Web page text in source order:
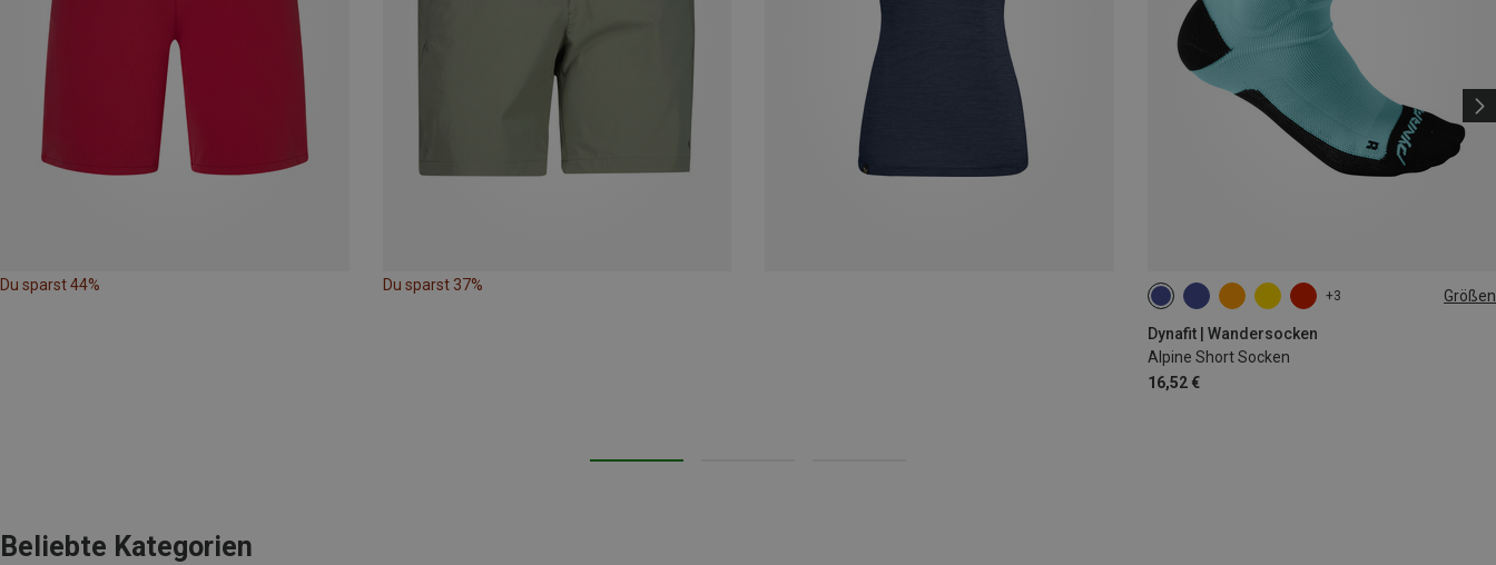
Du sparst 44% Du sparst 37%
+3 Größen
Dynafit | Wandersocken
Alpine Short Socken
16,52 €
35|36|37|38 39|40|41|42
Beliebte Kategorien